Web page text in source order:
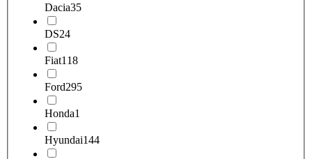
Dacia35
DS24
Fiat118
Ford295
Honda1
Hyundai144